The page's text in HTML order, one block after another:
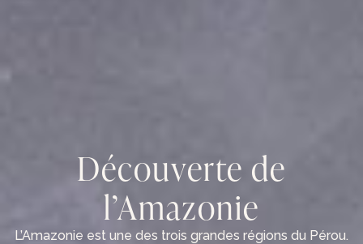
Découverte de
l’Amazonie
L’Amazonie est une des trois grandes régions du Pérou.